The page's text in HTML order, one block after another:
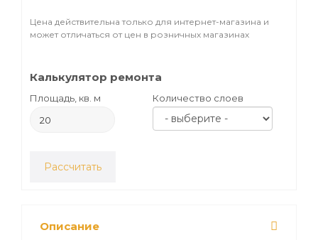
Цена действительна только для интернет-магазина и
может отличаться от цен в розничных магазинах
Калькулятор ремонта
Площадь, кв. м Количество слоев
Рассчитать
Описание